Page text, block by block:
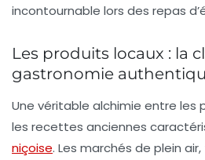
incontournable lors des repas
Les produits locaux : la
gastronomie
Une véritable alchimie entre les
les recettes anciennes
niçoise. Les marchés de plein